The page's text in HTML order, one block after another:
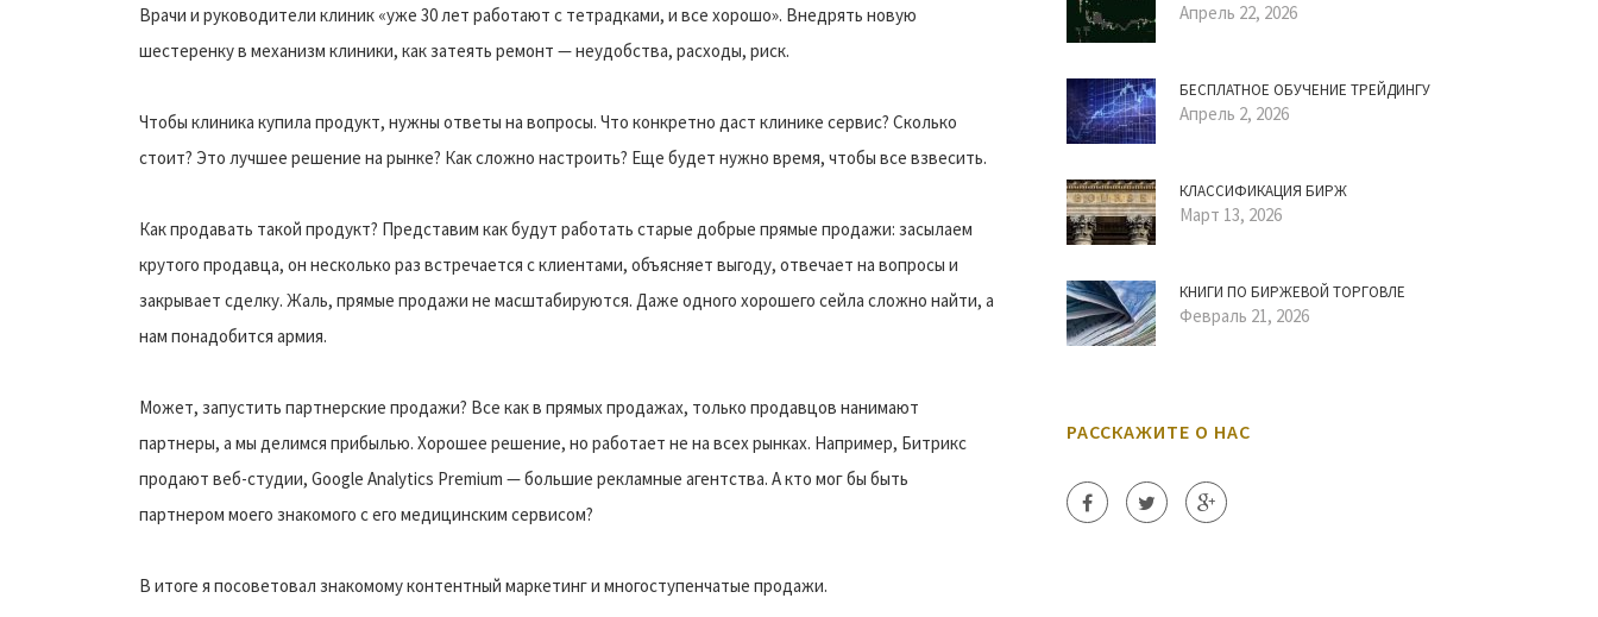
Врачи и руководители клиник «уже 30 лет работают с тетрадками, и все хорошо». Внедрять новую
шестеренку в механизм клиники, как затеять ремонт — неудобства, расходы, риск.
Чтобы клиника купила продукт, нужны ответы на вопросы. Что конкретно даст клинике сервис? Сколько
стоит? Это лучшее решение на рынке? Как сложно настроить? Еще будет нужно время, чтобы все взвесить.
Как продавать такой продукт? Представим как будут работать старые добрые прямые продажи: засылаем
крутого продавца, он несколько раз встречается с клиентами, объясняет выгоду, отвечает на вопросы и
закрывает сделку. Жаль, прямые продажи не масштабируются. Даже одного хорошего сейла сложно найти, а
нам понадобится армия.
Может, запустить партнерские продажи? Все как в прямых продажах, только продавцов нанимают
партнеры, а мы делимся прибылью. Хорошее решение, но работает не на всех рынках. Например, Битрикс
продают веб-студии, Google Analytics Premium — большие рекламные агентства. А кто мог бы быть
партнером моего знакомого с его медицинским сервисом?
В итоге я посоветовал знакомому контентный маркетинг и многоступенчатые продажи.
Апрель 22, 2026
БЕСПЛАТНОЕ ОБУЧЕНИЕ ТРЕЙДИНГУ
Апрель 2, 2026
КЛАССИФИКАЦИЯ БИРЖ
Март 13, 2026
КНИГИ ПО БИРЖЕВОЙ ТОРГОВЛЕ
Февраль 21, 2026
РАССКАЖИТЕ О НАС